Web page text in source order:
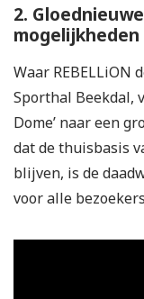
2.
mogelijkheden
Waar REBELLiON
Sporthal Beekdal,
Dome’ naar een
dat de thuisbasis
blijven, is de
voor alle